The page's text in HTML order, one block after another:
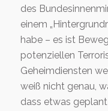
des
einem
habe – es ist
potenziellen
Geheimdiensten
weiß nicht genau,
dass etwas